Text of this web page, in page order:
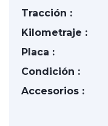
Tracción :
Kilometraje :
Placa :
Condición :
Accesorios :